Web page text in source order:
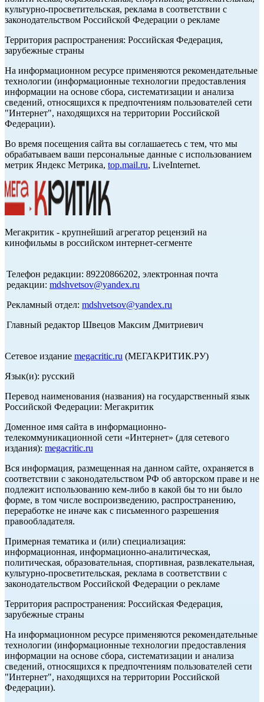
культурно-просветительская, реклама в соответствии с
законодательством Российской Федерации о рекламе
Территория распространения: Российская Федерация,
зарубежные страны
На информационном ресурсе применяются рекомендательные
технологии (информационные технологии предоставления
информации на основе сбора, систематизации и анализа
сведений, относящихся к предпочтениям пользователей сети
"Интернет", находящихся на территории Российской
Федерации).
Во время посещения сайта вы соглашаетесь с тем, что мы
обрабатываем ваши персональные данные с использованием
метрик Яндекс Метрика, top.mail.ru, LiveInternet.
Мегакритик - крупнейший агрегатор рецензий на
кинофильмы в российском интернет-сегменте
Телефон редакции: 89220866202, электронная почта
редакции: mdshvetsov@yandex.ru
Рекламный отдел: mdshvetsov@yandex.ru
Главный редактор Швецов Максим Дмитриевич
Сетевое издание megacritic.ru (МЕГАКРИТИК.РУ)
Язык(и): русский
Перевод наименования (названия) на государственный язык
Российской Федерации: Мегакритик
Доменное имя сайта в информационно-
телекоммуникационной сети «Интернет» (для сетевого
издания): megacritic.ru
Вся информация, размещенная на данном сайте, охраняется в
соответствии с законодательством РФ об авторском праве и не
подлежит использованию кем-либо в какой бы то ни было
форме, в том числе воспроизведению, распространению,
переработке не иначе как с письменного разрешения
правообладателя.
Примерная тематика и (или) специализация:
информационная, информационно-аналитическая,
политическая, образовательная, спортивная, развлекательная,
культурно-просветительская, реклама в соответствии с
законодательством Российской Федерации о рекламе
Территория распространения: Российская Федерация,
зарубежные страны
На информационном ресурсе применяются рекомендательные
технологии (информационные технологии предоставления
информации на основе сбора, систематизации и анализа
сведений, относящихся к предпочтениям пользователей сети
"Интернет", находящихся на территории Российской
Федерации).